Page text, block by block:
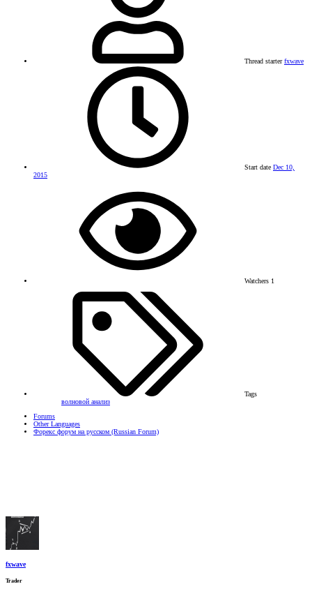
Thread starter fxwave
Start date Dec 10,
2015
Watchers 1
Tags
волновой анализ
Forums
Other Languages
Форекс форум на русском (Russian Forum)
fxwave
Trader